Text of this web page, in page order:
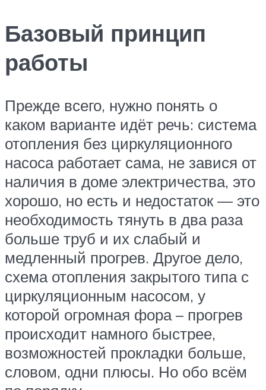
Базовый принцип
работы
Прежде всего, нужно понять о
каком варианте идёт речь: система
отопления без циркуляционного
насоса работает сама, не завися от
наличия в доме электричества, это
хорошо, но есть и недостаток — это
необходимость тянуть в два раза
больше труб и их слабый и
медленный прогрев. Другое дело,
схема отопления закрытого типа с
циркуляционным насосом, у
которой огромная фора – прогрев
происходит намного быстрее,
возможностей прокладки больше,
словом, одни плюсы. Но обо всём